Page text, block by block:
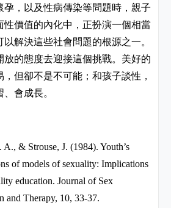
孕，以及性病傳染等問題時，親子
價值的內化中，正扮演一個相當
解決這些社會問題的根源之一。
放的態度去迎接這個挑戰。美好的
但卻不是不可能；和孩子談性，
會成長。
A., & Strouse, J. (1984). Youth’s
of models of sexuality: Implications
education. Journal of Sex
and Therapy, 10, 33-37.